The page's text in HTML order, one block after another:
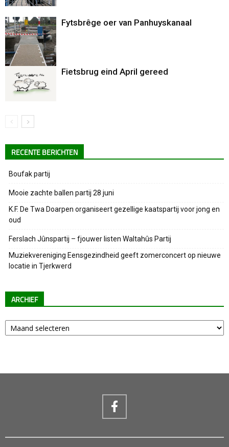
Fytsbrêge oer van Panhuyskanaal
Fietsbrug eind April gereed
RECENTE BERICHTEN
Boufak partij
Mooie zachte ballen partij 28 juni
K.F. De Twa Doarpen organiseert gezellige kaatspartij voor jong en
oud
Ferslach Jûnspartij – fjouwer listen Waltahûs Partij
Muziekvereniging Eensgezindheid geeft zomerconcert op nieuwe
locatie in Tjerkwerd
ARCHIEF
Archief